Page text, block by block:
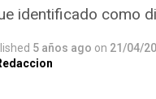
identificado como
5 años ago on 21/04/